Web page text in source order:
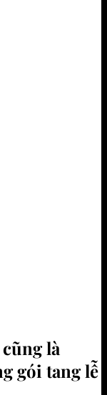
là
gói tang lễ